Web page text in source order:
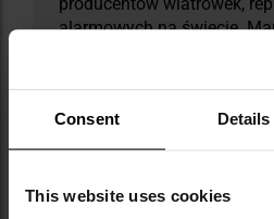
Consent Details
This website uses cookies
producentów wiatrówek,
alarmowych na świecie.
wiernych replik broni
licencjach takich gigantów
się także systemy
akcesoria oraz sprzęt
wiatrówkami CO2 i